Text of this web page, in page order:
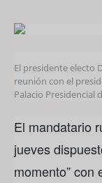
El presidente electo
reunión con el
Palacio Presidencial
El mandatario
jueves
momento” con